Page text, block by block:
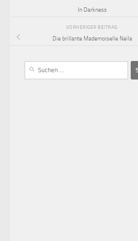
In Darkness
VORHERIGER BEITRAG
Die brillante Mademoiselle Neïla